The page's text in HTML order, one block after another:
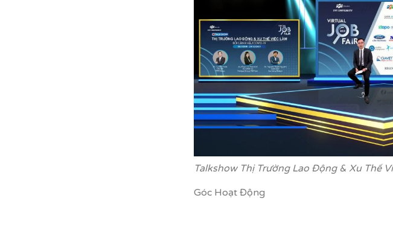
Talkshow Thị Trường Lao Động & Xu Thế
Góc Hoạt Động